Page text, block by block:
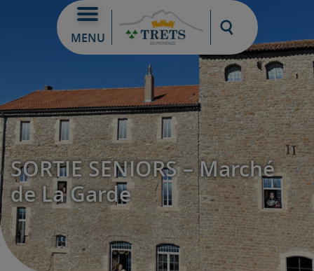
MENU
Moteur de
SORTIE SENIORS – Marché
de La Garde